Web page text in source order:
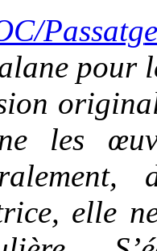
Passatg
pour
les
elle